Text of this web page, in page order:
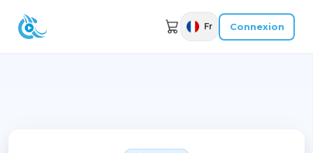
Fr Connexion